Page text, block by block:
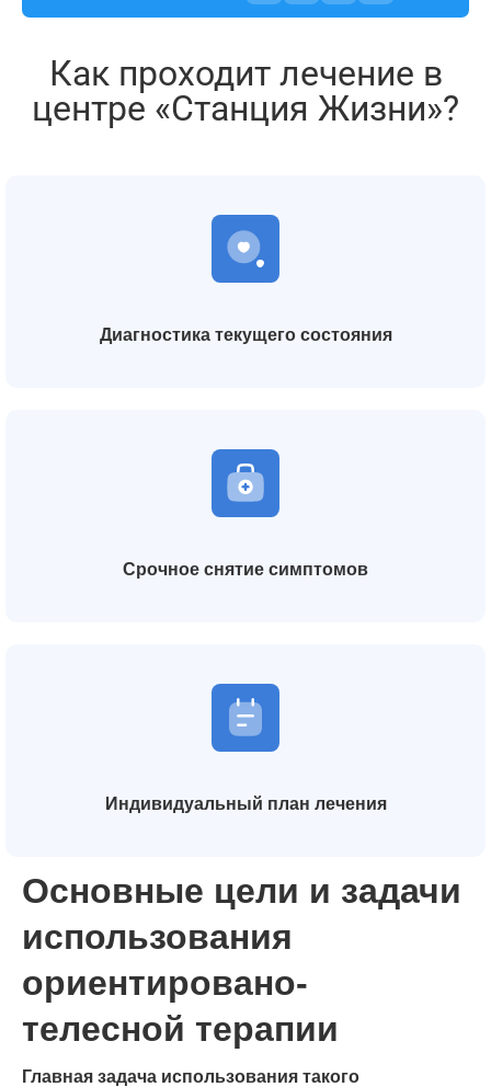
Как проходит лечение в
центре «Станция Жизни»?
Диагностика текущего состояния
Срочное снятие симптомов
Индивидуальный план лечения
Основные цели и задачи
использования
ориентировано-
телесной терапии
Главная задача использования такого